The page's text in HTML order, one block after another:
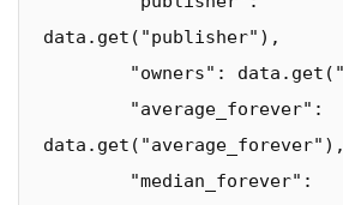
data.get("publisher"),
data.get("average_forever"),